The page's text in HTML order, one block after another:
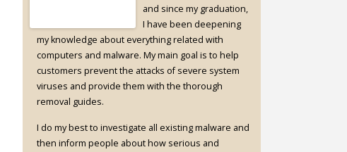
and since my graduation,
I have been deepening
my knowledge about everything related with
computers and malware. My main goal is to help
customers prevent the attacks of severe system
viruses and provide them with the thorough
removal guides.
I do my best to investigate all existing malware and
then inform people about how serious and